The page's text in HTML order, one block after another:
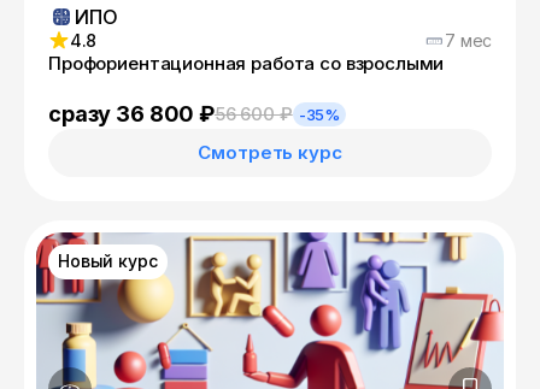
ИПО
4.8 7 мес
Профориентационная работа со взрослыми
сразу 36 800 ₽56 600 ₽ -35%
Смотреть курс
Новый курс